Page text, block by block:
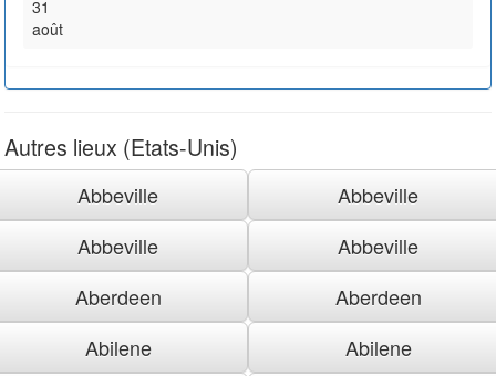
31
août
Autres lieux (Etats-Unis)
Abbeville
Abbeville
Abbeville
Abbeville
Aberdeen
Aberdeen
Abilene
Abilene